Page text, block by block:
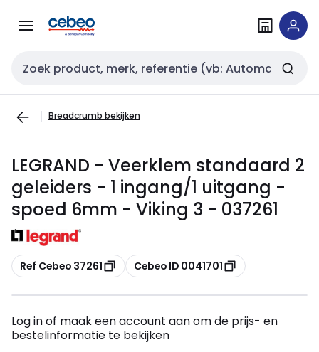
naar
naar
Zoekveld invoer
Breadcrumb bekijken
LEGRAND - Veerklem standaard 2
geleiders - 1 ingang/1 uitgang -
spoed 6mm - Viking 3 - 037261
Kopiëren
Ref Cebeo 37261 Kopiëren
Cebeo ID 0041701
Log in of maak een account aan om de prijs- en
bestelinformatie te bekijken